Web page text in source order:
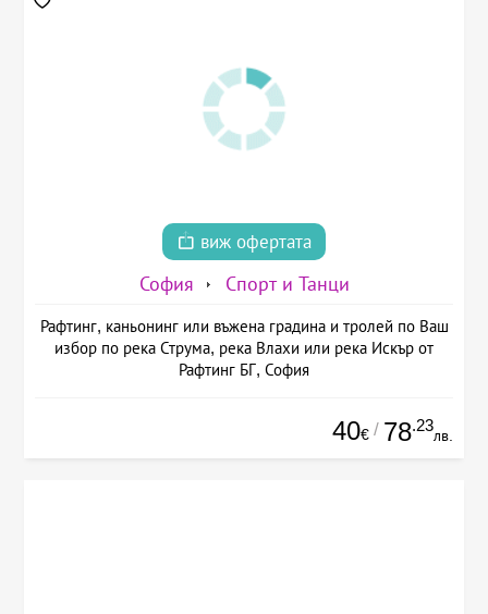
виж офертата
София Спорт и Танци
Рафтинг, каньонинг или въжена градина и тролей по Ваш
избор по река Струма, река Влахи или река Искър от
Рафтинг БГ, София
40€ / 78.23
лв.